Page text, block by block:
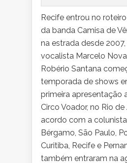
Recife entrou no
da banda Camisa de
na estrada desde
vocalista Marcelo
Robério Santana
temporada de shows
primeira apresentação
Circo Voador, no Rio de
acordo com a
Bérgamo, São Paulo,
Curitiba, Recife e
também entraram na